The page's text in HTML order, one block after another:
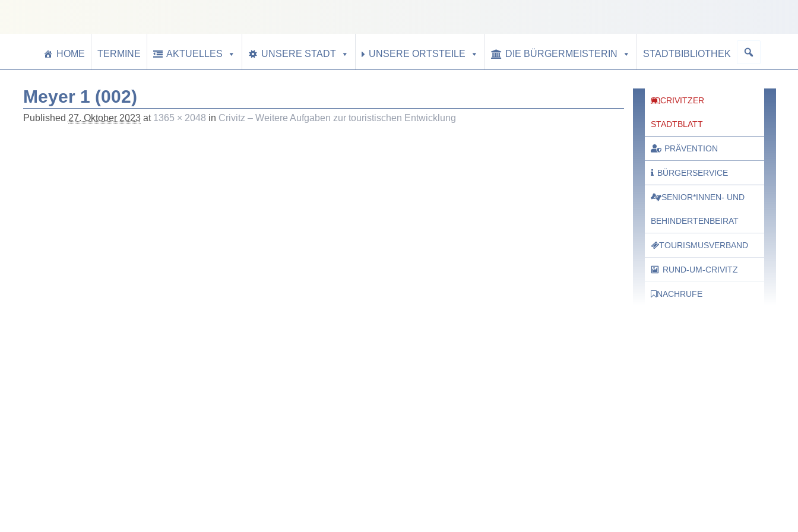
HOME TERMINE AKTUELLES UNSERE STADT UNSERE ORTSTEILE DIE BÜRGERMEISTERIN STADTBIBLIOTHEK
Meyer 1 (002)
Published 27. Oktober 2023at 1365 × 2048 in Crivitz – Weitere Aufgaben zur touristischen Entwicklung
CRIVITZER
STADTBLATT
PRÄVENTION
BÜRGERSERVICE
SENIOR*INNEN- UND
BEHINDERTENBEIRAT
TOURISMUSVERBAND
RUND-UM-CRIVITZ
NACHRUFE